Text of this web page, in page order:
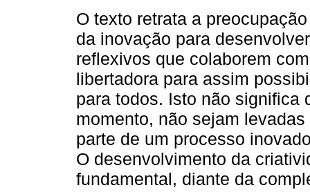
O texto retrata a
da inovação para
reflexivos que colaborem
libertadora para assim
para todos. Isto não significa
momento, não sejam
parte de um processo
O desenvolvimento da
fundamental, diante da